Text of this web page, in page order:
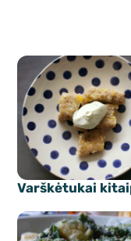
Varškėtukai